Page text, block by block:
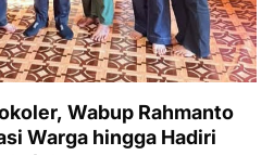
Wabup Rahmanto
Warga hingga Hadiri